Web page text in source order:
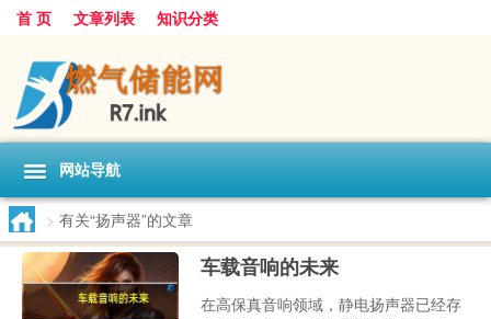
首 页 文章列表 知识分类
网站导航
> 有关“扬声器”的文章
车载音响的未来
在高保真音响领域，静电扬声器已经存